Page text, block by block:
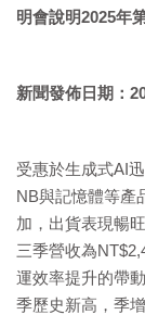
明會說明2025年
新聞發佈日期：
受惠於生成式AI
NB與記憶體等產
加，出貨表現暢
三季營收為
運效率提升的帶
季歷史新高，季